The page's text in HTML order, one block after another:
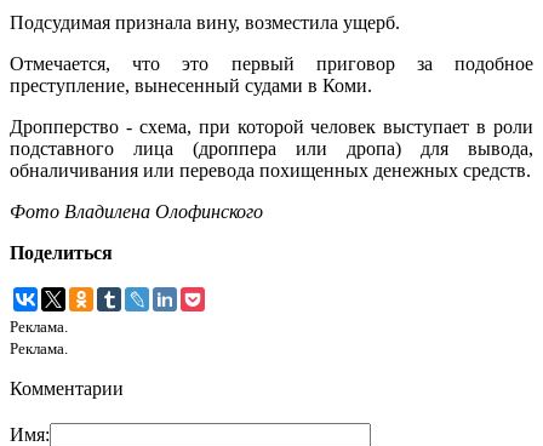
Подсудимая признала вину, возместила ущерб.
Отмечается, что это первый приговор за подобное
преступление, вынесенный судами в Коми.
Дропперство - схема, при которой человек выступает в роли
подставного лица (дроппера или дропа) для вывода,
обналичивания или перевода похищенных денежных средств.
Фото Владилена Олофинского
Поделиться
Реклама.
Реклама.
Комментарии
Имя: